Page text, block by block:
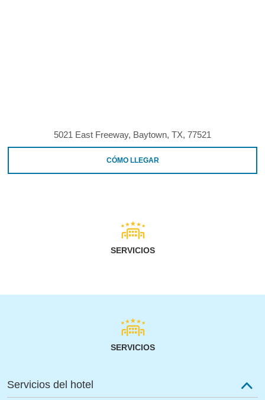
5021 East Freeway, Baytown, TX, 77521
CÓMO LLEGAR
SERVICIOS
SERVICIOS
Servicios del hotel